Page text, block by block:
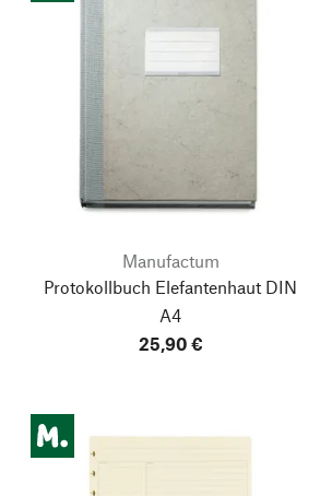
Manufactum
Protokollbuch Elefantenhaut DIN
A4
25,90 €